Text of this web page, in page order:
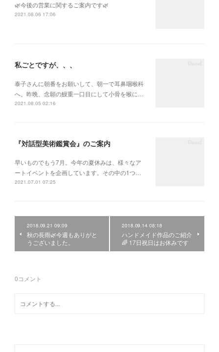
🌿今後の営業に関するご案内です🌿
2021.08.06 17:06
私ごとですが、、、
泰子さんに朝番をお願いして、朝一で耳鼻咽喉科
へ。昨晩、念願の鰻重一口目にして小骨を喉に…
2021.08.05 02:16
『対話型美術鑑賞会』のご案内
早いものでもう7月。今年の夏休みは、様々なア
ートイベントを企画しています。その中の1つ…
2021.07.01 07:25
2018.09.21 09:09
秋の長雨🌿今週もありがと
うございました。
2018.09.14 08:18
ハンドメイド作品のご紹介
🌈 17日祝日はお休みです
0コメント